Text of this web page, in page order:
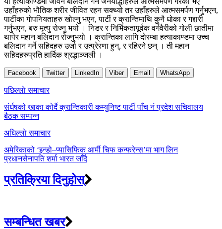
उहाँहरुको भौतिक शरीर जीवित रहन सक्थ्यो तर उहाँहरुले आत्मसमर्पण गर्नुभएन,
पार्टीका गोपनियताहरु खोल्नु भएन, पार्टी र क्रान्तिमाथि कुनै धोका र गद्दारी
गर्नुभएन, बरु मृत्यु रोज्नु भयो । निडर र निर्भिकतापूर्वक वर्गवैरीको गोली छातीमा
थापेर महान बलिदान रोज्नुभयो । क्रान्तिका लागि दोरम्बा हत्याकाण्डमा उच्च
बलिदान गर्ने सहिदहरु उर्जा र उत्प्रेरणा हुन्, र रहिरने छन् । ती महान
सहिदहरुप्रति हार्दिक श्रद्धाञ्जली ।
Facebook Twitter LinkedIn Viber Email WhatsApp
Post
navigation
पछिल्लाे समाचार
संर्घषको खाका कोर्दै क्रान्तिकारी कम्युनिष्ट पार्टी पाँच नं प्रदेश सचिवालय
बैठक सम्पन्न
अघिल्लाे समाचार
अमेरिकाको ‘इन्डो–प्यासिफिक आर्मी चिफ कन्फरेन्स’मा भाग लिन
प्रधानसेनापति शर्मा भारत जाँदै
प्रतिक्रिया दिनुहोस्
सम्बन्धित खबर